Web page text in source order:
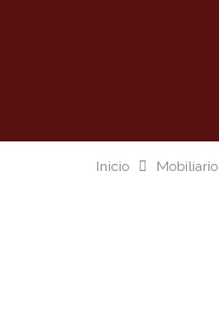
Inicio Mobiliario